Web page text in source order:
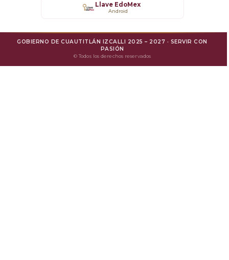
Mejora Regulatoria
Llave EdoMex
Android
GOBIERNO DE CUAUTITLÁN IZCALLI 2025 – 2027 · SERVIR CON
PASIÓN
© Todos los derechos reservados